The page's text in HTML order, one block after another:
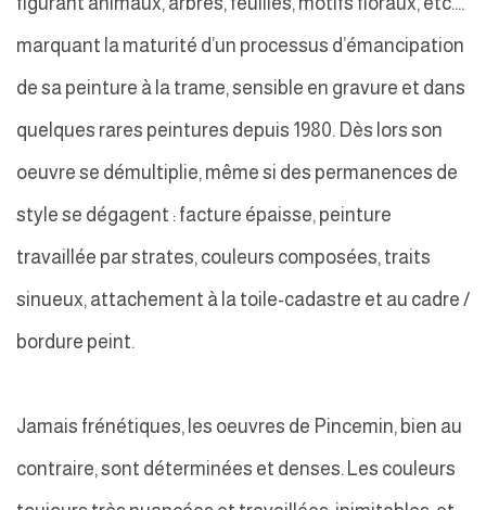
marquant la maturité d’un processus d’émancipation
de sa peinture à la trame, sensible en gravure et dans
quelques rares peintures depuis 1980. Dès lors son
oeuvre se démultiplie, même si des permanences de
style se dégagent : facture épaisse, peinture
travaillée par strates, couleurs composées, traits
sinueux, attachement à la toile-cadastre et au cadre /
bordure peint.
Jamais frénétiques, les oeuvres de Pincemin, bien au
contraire, sont déterminées et denses. Les couleurs